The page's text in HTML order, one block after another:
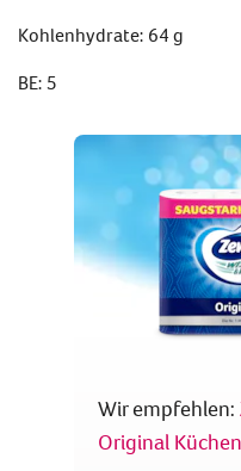
Wir empfehlen:
Original
Kohlenhydrate: 64 g
BE: 5